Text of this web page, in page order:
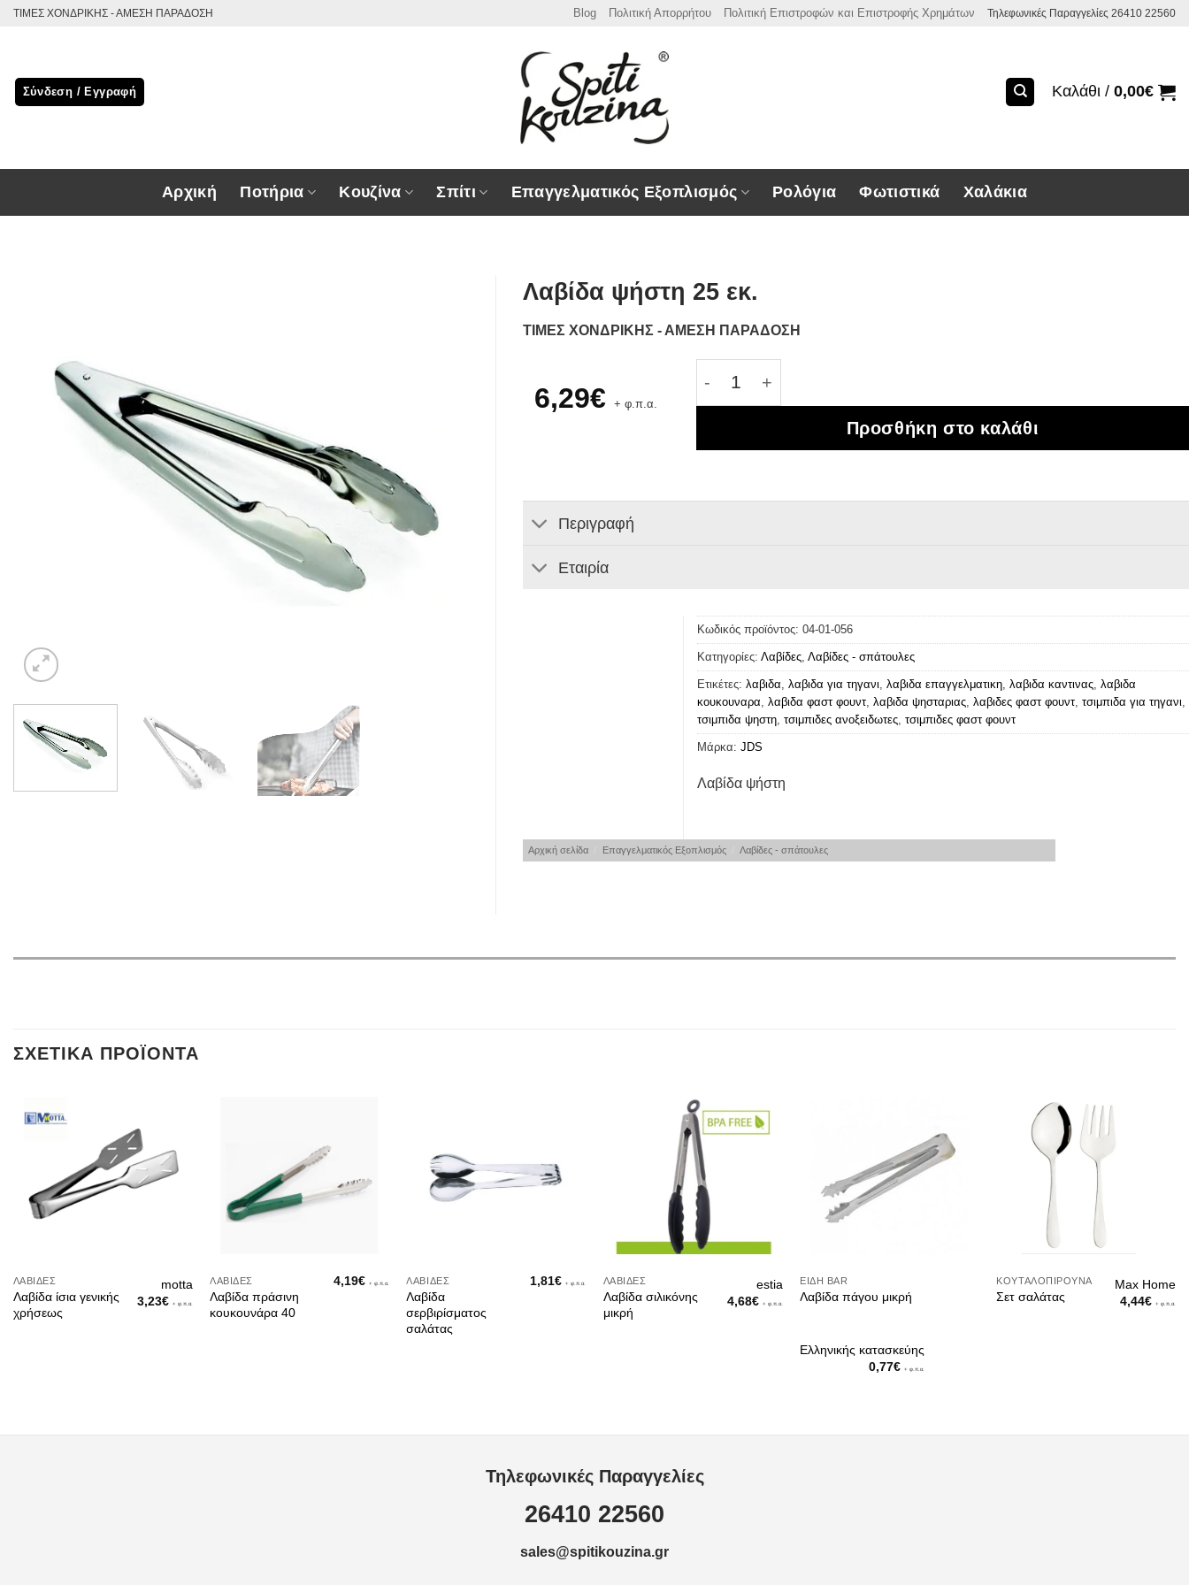
Μετάβαση
ΤΙΜΕΣ ΧΟΝΔΡΙΚΗΣ - ΑΜΕΣΗ ΠΑΡΑΔΟΣΗ Blog Πολιτική Απορρήτου Πολιτική Επιστροφών και Επιστροφής Χρημάτων Τηλεφωνικές Παραγγελίες 26410 22560
Σύνδεση / Εγγραφή Καλάθι / 0,00€
Αρχική Ποτήρια Κουζίνα Σπίτι Επαγγελματικός Εξοπλισμός Ρολόγια Φωτιστικά Χαλάκια
Λαβίδα ψήστη 25 εκ.
ΤΙΜΕΣ ΧΟΝΔΡΙΚΗΣ - ΑΜΕΣΗ ΠΑΡΑΔΟΣΗ
6,29€ + φ.π.α.
Λαβίδα ψήστη 25 εκ. ποσότητα
Προσθήκη στο καλάθι
Περιγραφή
Εταιρία
Κωδικός προϊόντος: 04-01-056
Κατηγορίες: Λαβίδες, Λαβίδες - σπάτουλες
Ετικέτες: λαβιδα, λαβιδα για τηγανι, λαβιδα επαγγελματικη, λαβιδα καντινας, λαβιδα
κουκουναρα, λαβιδα φαστ φουντ, λαβιδα ψησταριας, λαβιδες φαστ φουντ, τσιμπιδα για τηγανι,
τσιμπιδα ψηστη, τσιμπιδες ανοξειδωτες, τσιμπιδες φαστ φουντ
Μάρκα: JDS
Λαβίδα ψήστη
Αρχική σελίδα Επαγγελματικός Εξοπλισμός Λαβίδες - σπάτουλες
ΣΧΕΤΙΚΆ ΠΡΟΪΌΝΤΑ
ΛΑΒΊΔΕΣ
Λαβίδα ίσια γενικής
χρήσεως
motta
3,23€ + φ.π.α.
ΛΑΒΊΔΕΣ
Λαβίδα πράσινη
κουκουνάρα 40
4,19€ + φ.π.α. ΛΑΒΊΔΕΣ
Λαβίδα
σερβιρίσματος
σαλάτας
1,81€ + φ.π.α. ΛΑΒΊΔΕΣ
Λαβίδα σιλικόνης
μικρή
estia
4,68€ + φ.π.α.
ΕΊΔΗ ΒAR
Λαβίδα πάγου μικρή
Ελληνικής κατασκεύης
0,77€ + φ.π.α.
ΚΟΥΤΑΛΟΠΊΡΟΥΝΑ
Σετ σαλάτας
Max Home
4,44€ + φ.π.α.
Τηλεφωνικές Παραγγελίες
26410 22560
sales@spitikouzina.gr